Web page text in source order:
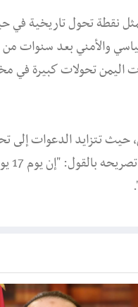
الشيخ باجيل إلى أن يوم 17 يوليو 1978
والأمني بعد سنوات
تحولات كبيرة في
تتزايد الدعوات إلى